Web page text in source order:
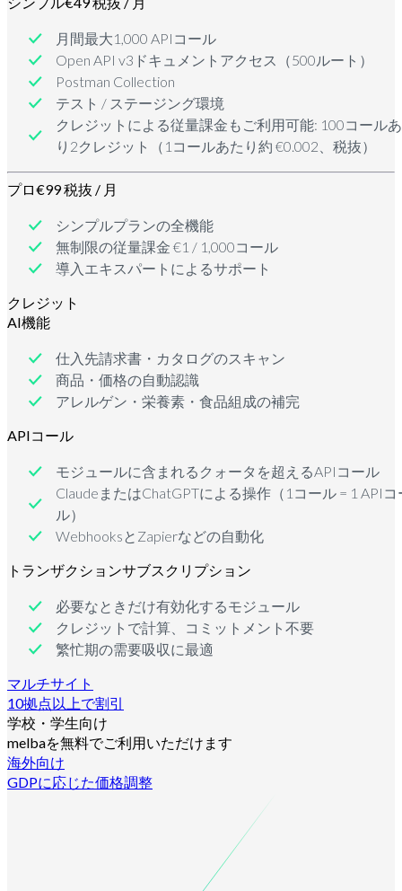
月間最大1,000 APIコール
Open API v3ドキュメントアクセス（500ルート）
Postman Collection
テスト / ステージング環境
クレジットによる従量課金もご利用可能: 100コール
り2クレジット（1コールあたり約 €0.002、税抜）
プロ€99 税抜 / 月
シンプルプランの全機能
無制限の従量課金 €1 / 1,000コール
導入エキスパートによるサポート
クレジット
AI機能
仕入先請求書・カタログのスキャン
商品・価格の自動認識
アレルゲン・栄養素・食品組成の補完
APIコール
モジュールに含まれるクォータを超えるAPIコール
ClaudeまたはChatGPTによる操作（1コール = 1 APIコ
ル）
WebhooksとZapierなどの自動化
トランザクションサブスクリプション
必要なときだけ有効化するモジュール
クレジットで計算、コミットメント不要
繁忙期の需要吸収に最適
マルチサイト
10拠点以上で割引
学校・学生向け
melbaを無料でご利用いただけます
海外向け
GDPに応じた価格調整